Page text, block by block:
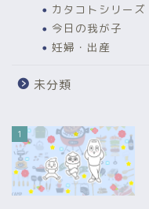
カタコトシリーズ
今日の我が子
妊婦・出産
未分類
1